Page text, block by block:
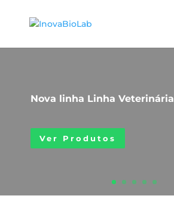
Nova linha Linha Veterinária
Ver Produtos